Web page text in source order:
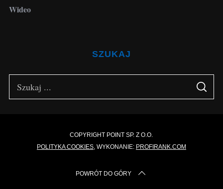
Wideo
SZUKAJ
S
A
COPYRIGHT POINT SP. Z O.O.
POLITYKA COOKIES, WYKONANIE: PROFIRANK.COM
POWRÓT DO GÓRY